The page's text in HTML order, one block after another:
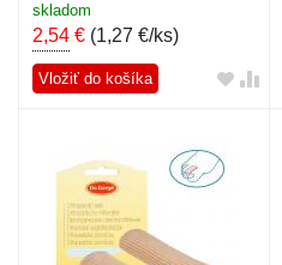
skladom
2,54 € (1,27 €/ks)
Vložiť do košíka